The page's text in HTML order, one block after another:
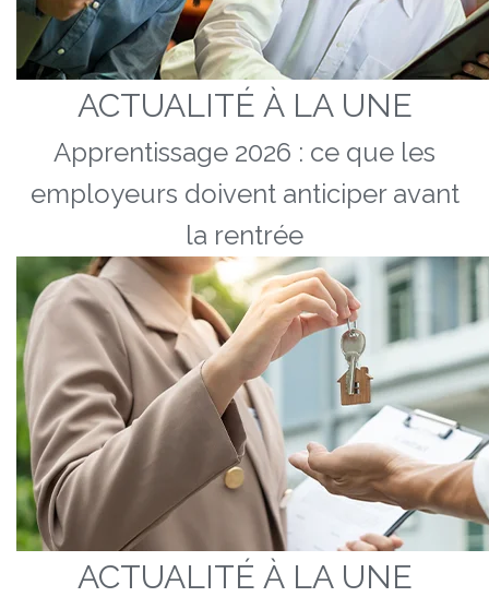
ACTUALITÉ À LA UNE
Apprentissage 2026 : ce que les
employeurs doivent anticiper avant
la rentrée
ACTUALITÉ À LA UNE